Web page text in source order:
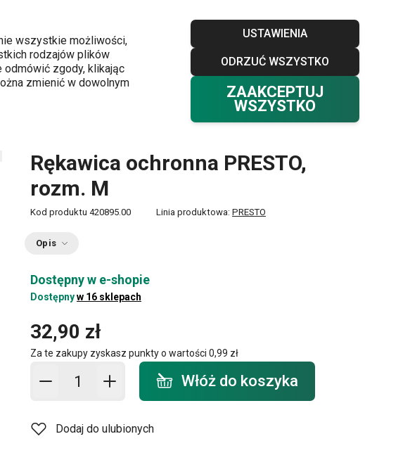
wszystkie możliwości,
rodzajów plików
odmówić zgody, klikając
zmienić w dowolnym
USTAWIENIA
ODRZUĆ WSZYSTKO
ZAAKCEPTUJ
WSZYSTKO
Blog Klub TESCOMA Kontakt
Ulubione Zaloguj się
0 Twój koszyk
0,00 zł
Rękawica ochronna PRESTO, rozm. M
Rękawica ochronna PRESTO,
rozm. M
Kod produktu 420895.00 Linia produktowa: PRESTO
Opis
Dostępny w e-shopie
Dostępnyw 16 sklepach
32,90 zł
Za te zakupy zyskasz punkty o wartości 0,99 zł
Dodaj do koszyka - ilość
Włóż do koszyka
Dodaj do ulubionych